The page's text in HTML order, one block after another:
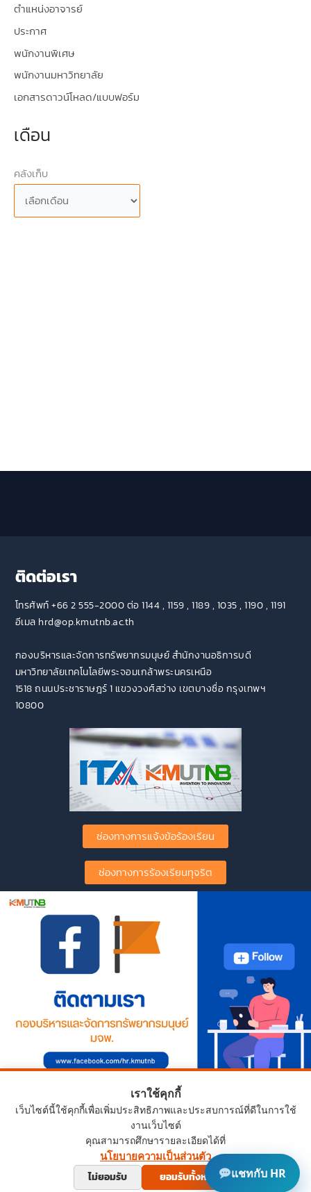
ตำแหน่งอาจารย์
ประกาศ
พนักงานพิเศษ
พนักงานมหาวิทยาลัย
เอกสารดาวน์โหลด/แบบฟอร์ม
เดือน
คลังเก็บ
แชทกับ HR
เราใช้คุกกี้
เว็บไซต์นี้ใช้คุกกี้เพื่อเพิ่มประสิทธิภาพและประสบการณ์ที่ดีในการใช้
งานเว็บไซต์
คุณสามารถศึกษารายละเอียดได้ที่
นโยบายความเป็นส่วนตัว
ไม่ยอมรับ ยอมรับทั้งหมด
ติดต่อเรา
โทรศัพท์ +66 2 555-2000 ต่อ 1144 , 1159 , 1189 , 1035 , 1190 , 1191
อีเมล hrd@op.kmutnb.ac.th
กองบริหารและจัดการทรัพยากรมนุษย์ สำนักงานอธิการบดี
มหาวิทยาลัยเทคโนโลยีพระจอมเกล้าพระนครเหนือ
1518 ถนนประชาราษฎร์ 1 แขวงวงศ์สว่าง เขตบางซื่อ กรุงเทพฯ
10800
ช่องทางการแจ้งข้อร้องเรียน
ช่องทางการร้องเรียนทุจริต
Copyright © 2024 HRD.KMUTNB.AC.TH